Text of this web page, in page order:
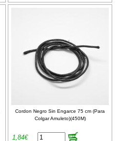
Cordon Negro Sin Engarce 75 cm (Para
Colgar Amuleto)(450M)
1,84€